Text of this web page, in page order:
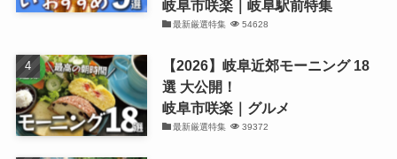
岐阜市咲楽｜岐阜駅前特集
最新厳選特集 54628
【2026】岐阜近郊モーニング 18
選 大公開！
岐阜市咲楽｜グルメ
最新厳選特集 39372